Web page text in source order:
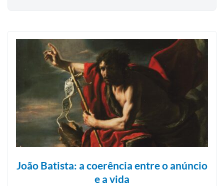
João Batista: a coerência entre o anúncio
e a vida